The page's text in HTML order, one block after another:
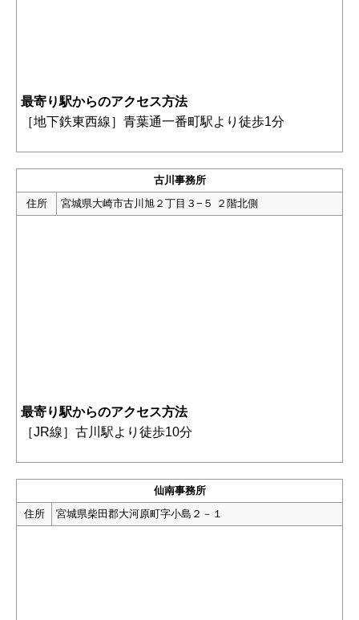
最寄り駅からのアクセス方法
［地下鉄東西線］ 青葉通一番町駅より徒歩1分
古川事務所
住所
宮城県大崎市古川旭２丁目３−５ ２階北側
最寄り駅からのアクセス方法
［JR線］古川駅より徒歩10分
仙南事務所
住所
宮城県柴田郡大河原町字小島２－１